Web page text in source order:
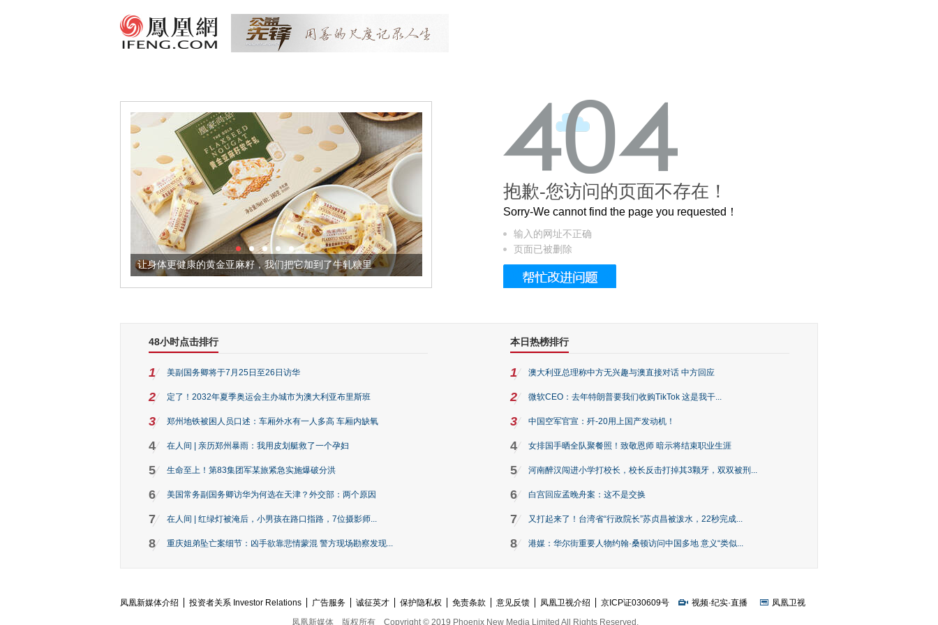
让身体更健康的黄金亚麻籽，我们把它加到了牛轧糖里 被列入佛家七宝的它到底有多美？
抱歉-您访问的页面不存在！
Sorry-We cannot find the page you requested！
输入的网址不正确
页面已被删除
48小时点击排行
1 美副国务卿将于7月25日至26日访华
2 定了！2032年夏季奥运会主办城市为澳大利亚布里斯班
3 郑州地铁被困人员口述：车厢外水有一人多高 车厢内缺氧
4 在人间 | 亲历郑州暴雨：我用皮划艇救了一个孕妇
5 生命至上！第83集团军某旅紧急实施爆破分洪
6 美国常务副国务卿访华为何选在天津？外交部：两个原因
7 在人间 | 红绿灯被淹后，小男孩在路口指路，7位摄影师...
8 重庆姐弟坠亡案细节：凶手欲靠悲情蒙混 警方现场勘察发现...
本日热榜排行
1 澳大利亚总理称中方无兴趣与澳直接对话 中方回应
2 微软CEO：去年特朗普要我们收购TikTok 这是我干...
3 中国空军官宣：歼-20用上国产发动机！
4 女排国手晒全队聚餐照！致敬恩师 暗示将结束职业生涯
5 河南醉汉闯进小学打校长，校长反击打掉其3颗牙，双双被刑...
6 白宫回应孟晚舟案：这不是交换
7 又打起来了！台湾省“行政院长”苏贞昌被泼水，22秒完成...
8 港媒：华尔街重要人物约翰·桑顿访问中国多地 意义“类似...
凤凰新媒体介绍 投资者关系 Investor Relations 广告服务 诚征英才 保护隐私权 免责条款 意见反馈 凤凰卫视介绍 京ICP证030609号 视频·纪实·直播
凤凰卫视
凤凰新媒体
版权所有 Copyright © 2019 Phoenix New Media Limited All Rights Reserved.